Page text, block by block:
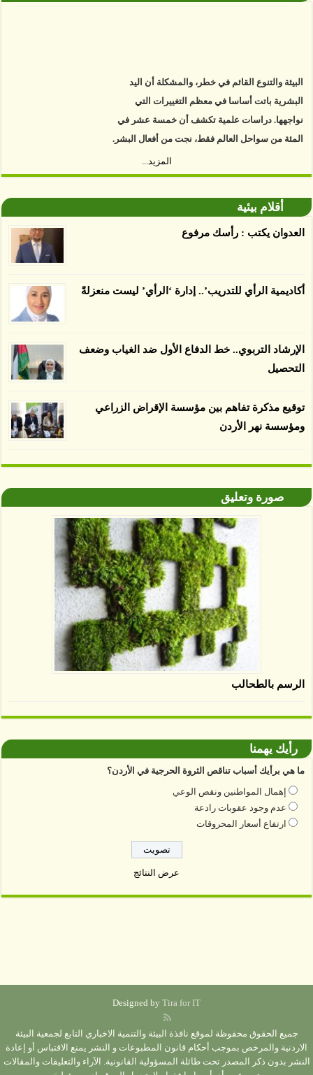
البيئة والتنوع القائم في خطر، والمشكلة أن اليد
البشرية باتت أساسا في معظم التغييرات التي
نواجهها. دراسات علمية تكشف أن خمسة عشر في
المئة من سواحل العالم فقط، نجت من أفعال البشر.
اعتمادها على أنها مستدامة تدمرت بشكل أسرع من
الأرض غير المعتمدة، وذلك حسب دراسة كشفت
المعتمدة المستدامة التي تحمل موافقات بأنها
لباحثين من جامعة بوردو في ولاية إنديانا الأميركية.
المزيد...
أقلام بيئية
العدوان يكتب : رأسك مرفوع
أكاديمية الرأي للتدريب’.. إدارة ‘الرأي’ ليست منعزلةً
الإرشاد التربوي.. خط الدفاع الأول ضد الغياب وضعف
التحصيل
توقيع مذكرة تفاهم بين مؤسسة الإقراض الزراعي
ومؤسسة نهر الأردن
صورة وتعليق
الرسم بالطحالب
رأيك يهمنا
ما هي برأيك أسباب تناقص الثروة الحرجية في الأردن؟
إهمال المواطنين ونقص الوعي
عدم وجود عقوبات رادعة
ارتفاع أسعار المحروقات
عرض النتائج
Designed by Tira for IT
جميع الحقوق محفوظة لموقع نافذة البيئة والتنمية الاخباري التابع لجمعية البيئة
الاردنية والمرخص بموجب أحكام قانون المطبوعات و النشر يمنع الاقتباس أو إعادة
النشر بدون ذكر المصدر تحت طائلة المسؤولية القانونية. الآراء والتعليقات والمقالات